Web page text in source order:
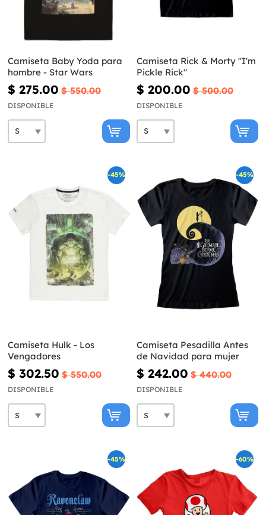
Camiseta Baby Yoda para
hombre - Star Wars
$ 275.00 $ 550.00
DISPONIBLE
Camiseta Rick & Morty "I'm
Pickle Rick"
$ 200.00 $ 500.00
DISPONIBLE
-45%
Camiseta Hulk - Los
Vengadores
$ 302.50 $ 550.00
DISPONIBLE
-45%
Camiseta Pesadilla Antes
de Navidad para mujer
$ 242.00 $ 440.00
DISPONIBLE
-45% -60%